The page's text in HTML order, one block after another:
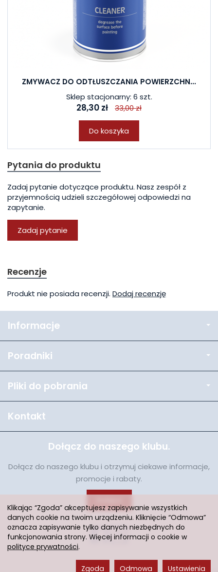
ZMYWACZ DO ODTŁUSZCZANIA POWIERZCHN...
Sklep stacjonarny: 6 szt.
28,30 zł 33,00 zł
Do koszyka
Pytania do produktu
Zadaj pytanie dotyczące produktu. Nasz zespół z
przyjemnością udzieli szczegółowej odpowiedzi na
zapytanie.
Zadaj pytanie
Recenzje
Produkt nie posiada recenzji. Dodaj recenzję
Informacje
Poradniki
Pliki do pobrania
Kontakt
Dołącz do naszego klubu.
Dołącz do naszego klubu i otrzymuj ciekawe informacje,
promocje i rabaty.
Klikając “Zgoda” akceptujesz zapisywanie wszystkich
danych cookie na twoim urządzeniu. Kliknięcie “Odmowa”
oznacza zapisywanie tylko danych niezbędnych do
funkcjonowania strony. Więcej informacji o cookie w
polityce prywatności.
Ustawienia
Odmowa
Zgoda